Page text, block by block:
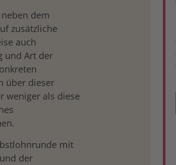
dem
zusätzliche
auch
und Art der
über dieser
weniger als diese
mit
und der